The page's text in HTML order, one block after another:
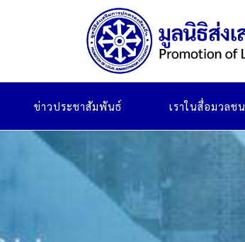
ข่าวประชาสัมพันธ์ เราในสื่อมวลชน